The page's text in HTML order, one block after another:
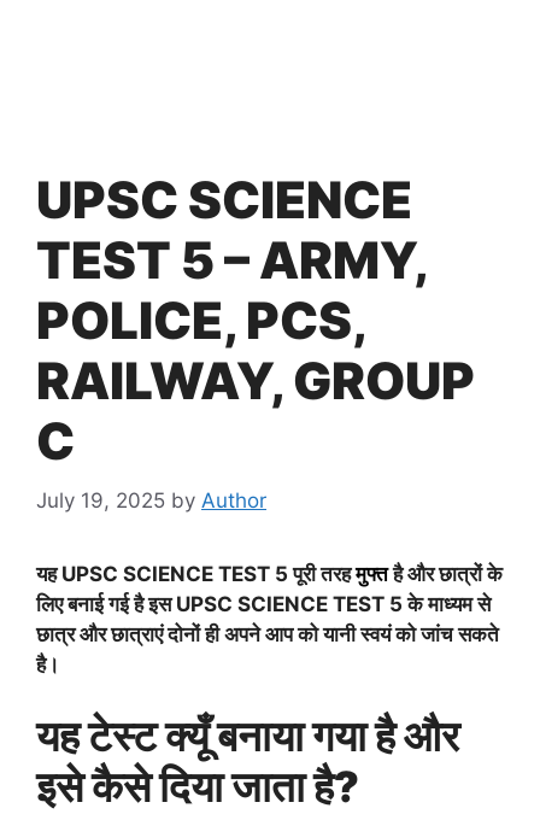
UPSC SCIENCE
TEST 5 – ARMY,
POLICE, PCS,
RAILWAY, GROUP
C
July 19, 2025 by Author
यहUPSC SCIENCE TEST 5 पूरी तरहमुफ्तहै और छात्रों के
लिए बनाई गई है इसUPSC SCIENCE TEST 5 के माध्यम से
छात्र और छात्राएं दोनों ही अपने आप को यानी स्वयं को जांच सकते
है।
यह टेस्ट क्यूँ बनाया गया है और
इसे कैसे दिया जाता है?